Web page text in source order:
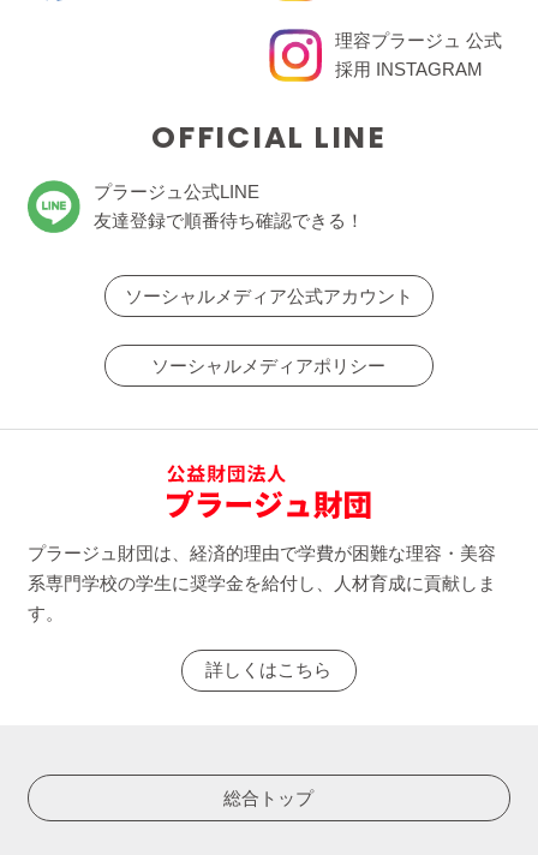
理容プラージュ 公式
採用 INSTAGRAM
OFFICIAL LINE
プラージュ公式LINE
友達登録で順番待ち確認できる！
ソーシャルメディア公式アカウント
ソーシャルメディアポリシー
プラージュ財団は、経済的理由で学費が困難な理容・美容
系専門学校の学生に奨学金を給付し、人材育成に貢献しま
す。
詳しくはこちら
総合トップ